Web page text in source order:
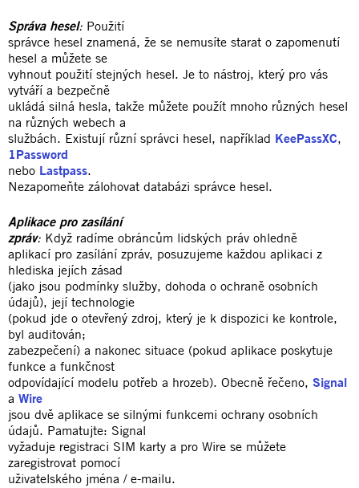
Správa hesel: Použití
správce hesel znamená, že se nemusíte starat o zapomenutí
hesel a můžete se
vyhnout použití stejných hesel. Je to nástroj, který pro vás
vytváří a bezpečně
ukládá silná hesla, takže můžete použít mnoho různých hesel
na různých webech a
službách. Existují různí správci hesel, například KeePassXC,
1Password
nebo Lastpass.
Nezapomeňte zálohovat databázi správce hesel.
Aplikace pro zasílání
zpráv: Když radíme obráncům lidských práv ohledně
aplikací pro zasílání zpráv, posuzujeme každou aplikaci z
hlediska jejích zásad
(jako jsou podmínky služby, dohoda o ochraně osobních
údajů), její technologie
(pokud jde o otevřený zdroj, který je k dispozici ke kontrole,
byl auditován;
zabezpečení) a nakonec situace (pokud aplikace poskytuje
funkce a funkčnost
odpovídající modelu potřeb a hrozeb). Obecně řečeno, Signal
a Wire
jsou dvě aplikace se silnými funkcemi ochrany osobních
údajů. Pamatujte: Signal
vyžaduje registraci SIM karty a pro Wire se můžete
zaregistrovat pomocí
uživatelského jména / e-mailu.